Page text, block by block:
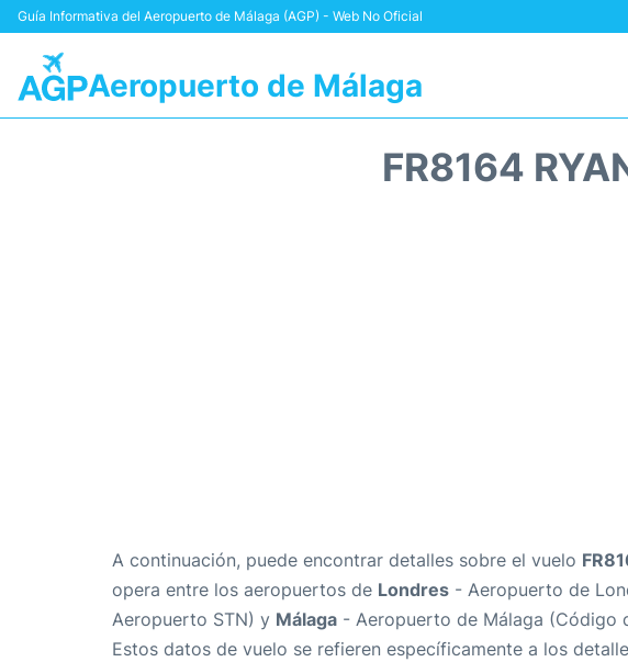
Guía Informativa del Aeropuerto de Málaga (AGP) - Web No Oficial
Aeropuerto de Málaga
FR8164
A continuación, puede encontrar detalles sobre el vuelo
opera entre los aeropuertos de Londres - Aeropuerto de
Aeropuerto STN) y Málaga - Aeropuerto de Málaga (Código
Estos datos de vuelo se refieren específicamente a los